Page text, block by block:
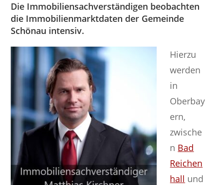
Die Immobiliensachverständigen beobachten
die Immobilienmarktdaten der Gemeinde
Schönau intensiv.
Hierzu
werden
in
Oberbay
ern,
zwische
n Bad
Reichen
hall und